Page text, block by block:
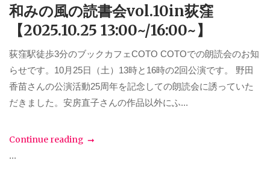
和みの風の読書会vol.10in荻窪
【2025.10.25 13:00~/16:00~】
荻窪駅徒歩3分のブックカフェCOTO COTOでの朗読会のお知
らせです。10月25日（土）13時と16時の2回公演です。 野田
香苗さんの公演活動25周年を記念しての朗読会に誘っていた
だきました。安房直子さんの作品以外にふ...
Continue reading
...